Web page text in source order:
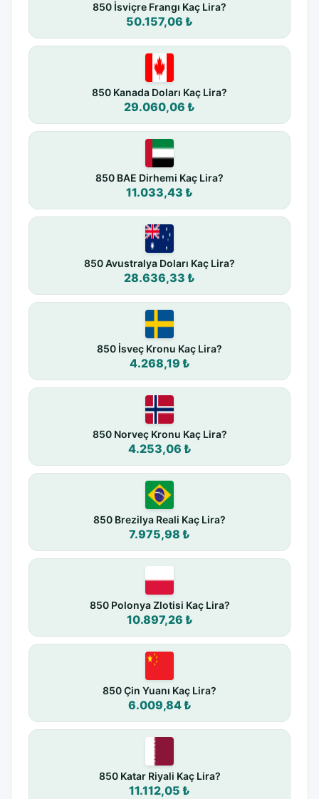
850 İsviçre Frangı Kaç Lira?
50.157,06 ₺
850 Kanada Doları Kaç Lira?
29.060,06 ₺
850 BAE Dirhemi Kaç Lira?
11.033,43 ₺
850 Avustralya Doları Kaç Lira?
28.636,33 ₺
850 İsveç Kronu Kaç Lira?
4.268,19 ₺
850 Norveç Kronu Kaç Lira?
4.253,06 ₺
850 Brezilya Reali Kaç Lira?
7.975,98 ₺
850 Polonya Zlotisi Kaç Lira?
10.897,26 ₺
850 Çin Yuanı Kaç Lira?
6.009,84 ₺
850 Katar Riyali Kaç Lira?
11.112,05 ₺